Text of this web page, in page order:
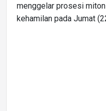
menggelar prosesi
kehamilan pada Jumat